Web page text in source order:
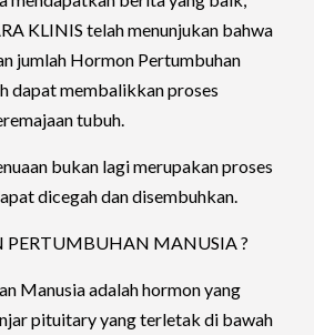
KLINIS telah menunjukan bahwa
jumlah Hormon Pertumbuhan
dapat membalikkan proses
tubuh.
bukan lagi merupakan proses
dicegah dan disembuhkan.
PERTUMBUHAN MANUSIA ?
Manusia adalah hormon yang
pituitary yang terletak di bawah